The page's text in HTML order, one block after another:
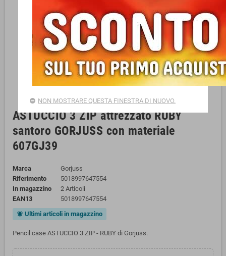
ASTUCCIO 3 ZIP attrezzato RUBY
santoro GORJUSS con materiale
607GJ39
Marca
Gorjuss
Riferimento
5018997647554
In magazzino
2 Articoli
EAN13
5018997647554
notifications_active Ultimi articoli in magazzino
Pencil case ASTUCCIO 3 ZIP - RUBY di Gorjuss.
NON MOSTRARE QUESTA FINESTRA DI NUOVO.